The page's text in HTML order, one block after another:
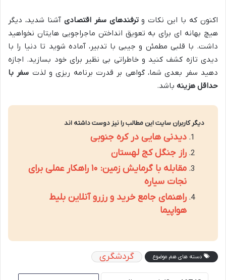
اکنون که با این نکات وترفندهای سفر اقتصادی آشنا شدید، دیگر
هیچ بهانه ای برای به تعویق انداختن ماجراجویی هایتان نخواهید
داشت. با قلبی مطمئن و جیبی با تدبیر، آماده شوید تا دنیا را با
دیدی تازه کشف کنید و خاطراتی بی نظیر برای خود بسازید. اجازه
دهید سفر بعدی شما، گواهی بر قدرت برنامه ریزی و لذت سفر با
حداقل هزینه باشد.
دیگر کاربران سایت این مطالب را نیز دوست داشته اند
دیدنی هایی در کره جنوبی
راز جنگل کج لهستان
مقابله با گرمایش زمین: ۱۰ راهکار عملی برای
نجات سیاره
راهنمای جامع خرید و رزرو آنلاین بلیط
هواپیما
دسته های هم موضوع گردشگری